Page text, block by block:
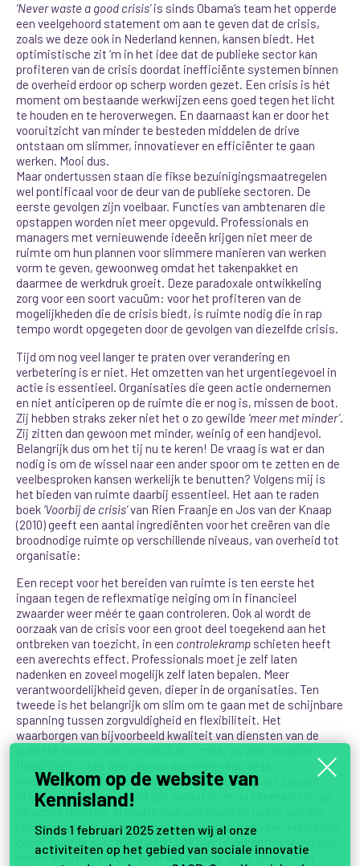
‘Never waste a good crisis’is sinds Obama’s team het opperde
een veelgehoord statement om aan te geven dat de crisis,
zoals we deze ook in Nederland kennen, kansen biedt. Het
optimistische zit ‘m in het idee dat de publieke sector kan
profiteren van de crisis doordat inefficiënte systemen binnen
de overheid erdoor op scherp worden gezet. Een crisis is hét
moment om bestaande werkwijzen eens goed tegen het licht
te houden en te heroverwegen. En daarnaast kan er door het
vooruitzicht van minder te besteden middelen de drive
ontstaan om slimmer, innovatiever en efficiënter te gaan
werken. Mooi dus.
Maar ondertussen staan die fikse bezuinigingsmaatregelen
wel pontificaal voor de deur van de publieke sectoren. De
eerste gevolgen zijn voelbaar. Functies van ambtenaren die
opstappen worden niet meer opgevuld. Professionals en
managers met vernieuwende ideeën krijgen niet meer de
ruimte om hun plannen voor slimmere manieren van werken
vorm te geven, gewoonweg omdat het takenpakket en
daarmee de werkdruk groeit. Deze paradoxale ontwikkeling
zorg voor een soort vacuüm: voor het profiteren van de
mogelijkheden die de crisis biedt, is ruimte nodig die in rap
tempo wordt opgegeten door de gevolgen van diezelfde crisis.
Tijd om nog veel langer te praten over verandering en
verbetering is er niet. Het omzetten van het urgentiegevoel in
actie is essentieel. Organisaties die geen actie ondernemen
en niet anticiperen op de ruimte die er nog is, missen de boot.
Zij hebben straks zeker niet het o zo gewilde ‘meer met minder’.
Zij zitten dan gewoon met minder, weinig of een handjevol.
Belangrijk dus om het tij nu te keren! De vraag is wat er dan
nodig is om de wissel naar een ander spoor om te zetten en de
veelbesproken kansen werkelijk te benutten? Volgens mij is
het bieden van ruimte daarbij essentieel. Het aan te raden
boek‘Voorbij de crisis’van Rien Fraanje en Jos van der Knaap
(2010) geeft een aantal ingrediënten voor het creëren van die
broodnodige ruimte op verschillende niveaus, van overheid tot
organisatie:
Een recept voor het bereiden van ruimte is ten eerste het
ingaan tegen de reflexmatige neiging om in financieel
zwaarder weer méér te gaan controleren. Ook al wordt de
oorzaak van de crisis voor een groot deel toegekend aan het
ontbreken van toezicht, in een controlekramp schieten heeft
een averechts effect. Professionals moet je zelf laten
nadenken en zoveel mogelijk zelf laten bepalen. Meer
verantwoordelijkheid geven, dieper in de organisaties. Ten
tweede is het belangrijk om slim om te gaan met de schijnbare
spanning tussen zorgvuldigheid en flexibiliteit. Het
waarborgen van bijvoorbeeld kwaliteit van diensten van de
kwaliteitseisen juist verder versterken. Daarnaast zouden
starre regels die er vooral zijn omdat ze er nu eenmaal zijn op
de schop moeten. In plaats daarvan zou in de geest van die
regel gezocht moeten worden naar oplossingen per individueel
geval. Ruimte voor maatwerk! Ook hier is decentraliseren van
verantwoordelijkheden weer van belang. En in lijn met het
Welkom op de website van
Kennisland!
Sinds 1 februari 2025 zetten wij al onze
activiteiten op het gebied van sociale innovatie